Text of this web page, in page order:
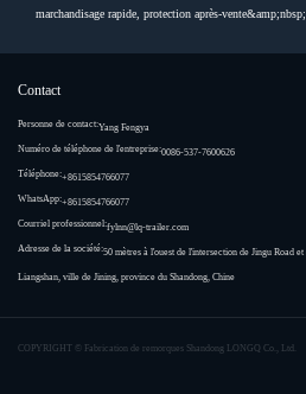
Contact
Personne de contact:Yang Fengya
Numéro de téléphone de l'entreprise:0086-537-7600626
Téléphone:+8615854766077
WhatsApp:+8615854766077
Courriel professionnel:fylnn@lq-trailer.com
Adresse de la société:50 mètres à l'ouest de l'intersection de Jingu Road
Liangshan, ville de Jining, province du Shandong, Chine
marchandisage rapide, protection après-
COPYRIGHT © Fabrication de remorques Shandong LONGQ Co., Ltd.